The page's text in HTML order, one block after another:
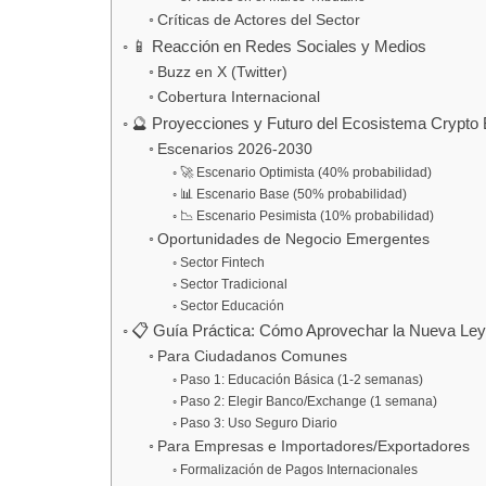
Críticas de Actores del Sector
📱 Reacción en Redes Sociales y Medios
Buzz en X (Twitter)
Cobertura Internacional
🔮 Proyecciones y Futuro del Ecosistema Crypto
Escenarios 2026-2030
🚀 Escenario Optimista (40% probabilidad)
📊 Escenario Base (50% probabilidad)
📉 Escenario Pesimista (10% probabilidad)
Oportunidades de Negocio Emergentes
Sector Fintech
Sector Tradicional
Sector Educación
📋 Guía Práctica: Cómo Aprovechar la Nueva Ley
Para Ciudadanos Comunes
Paso 1: Educación Básica (1-2 semanas)
Paso 2: Elegir Banco/Exchange (1 semana)
Paso 3: Uso Seguro Diario
Para Empresas e Importadores/Exportadores
Formalización de Pagos Internacionales